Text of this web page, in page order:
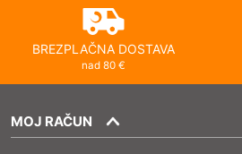
BREZPLAČNA DOSTAVA
nad 80 €
MOJ RAČUN